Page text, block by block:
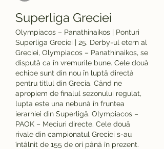
Superliga Greciei
Olympiacos – Panathinaikos | Ponturi
Superliga Greciei | 25. Derby-ul etern al
Greciei, Olympiacos – Panathinaikos, se
dispută ca în vremurile bune. Cele două
echipe sunt din nou în luptă directă
pentru titlul din Grecia. Când ne
apropiem de finalul sezonului regulat,
lupta este una nebună în fruntea
ierarhiei din Superligă. Olympiacos –
PAOK – Meciuri directe. Cele două
rivale din campionatul Greciei s-au
întâlnit de 155 de ori până în prezent.